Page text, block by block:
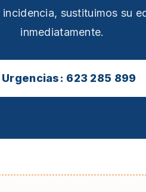
incidencia, sustituimos su
inmediatamente.
Urgencias: 623 285 899